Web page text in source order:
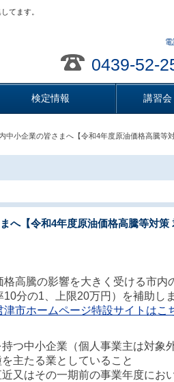
てます。
0439-52-
検定情報 講習
中小企業の皆さまへ【令和4年度原油価格高騰等
へ【令和4年度原油価格高騰等対
格高騰の影響を大きく受ける市
分の1、上限20万円）を補助しま
津市ホームページ特設サイトはこ
つ中小企業（個人事業主は対象外
主たる業としていること
又はその一期前の事業年度にお